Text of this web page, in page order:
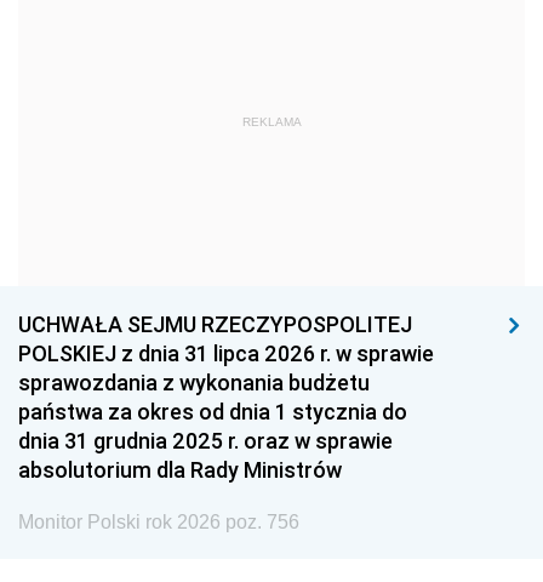
1959
1939 1938 1937
1936 1930
REKLAMA
UCHWAŁA SEJMU RZECZYPOSPOLITEJ
POLSKIEJ z dnia 31 lipca 2026 r. w sprawie
sprawozdania z wykonania budżetu
państwa za okres od dnia 1 stycznia do
dnia 31 grudnia 2025 r. oraz w sprawie
absolutorium dla Rady Ministrów
Monitor Polski rok 2026 poz. 756